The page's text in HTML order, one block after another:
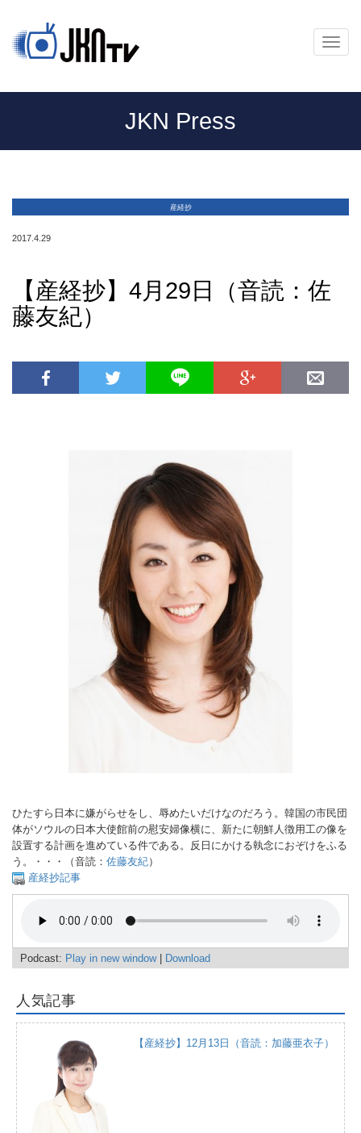
メ
ニ
ー
JKN Press
産経抄
2017.4.29
【産経抄】4月29日（音読：佐
藤友紀）
ひたすら日本に嫌がらせをし、辱めたいだけなのだろう。韓国の市民団
体がソウルの日本大使館前の慰安婦像横に、新たに朝鮮人徴用工の像を
設置する計画を進めている件である。反日にかける執念におぞけをふる
う。・・・（音読： 佐藤友紀）
産経抄記事
Podcast: Play in new window| Download
人気記事
【産経抄】12月13日（音読：加藤亜衣子）